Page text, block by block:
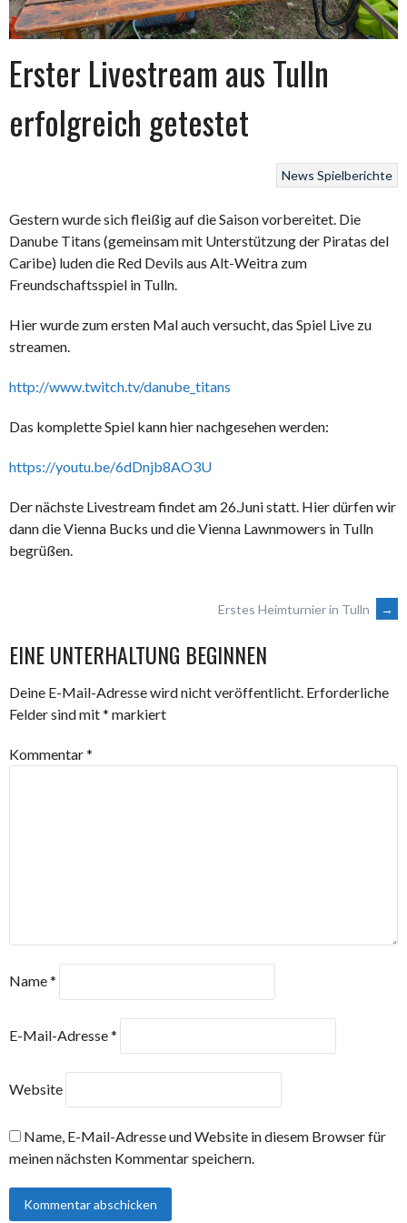
Erster Livestream aus Tulln
erfolgreich getestet
News Spielberichte
Gestern wurde sich fleißig auf die Saison vorbereitet. Die
Danube Titans (gemeinsam mit Unterstützung der Piratas del
Caribe) luden die Red Devils aus Alt-Weitra zum
Freundschaftsspiel in Tulln.
Hier wurde zum ersten Mal auch versucht, das Spiel Live zu
streamen.
http://www.twitch.tv/danube_titans
Das komplette Spiel kann hier nachgesehen werden:
https://youtu.be/6dDnjb8AO3U
Der nächste Livestream findet am 26.Juni statt. Hier dürfen wir
dann die Vienna Bucks und die Vienna Lawnmowers in Tulln
begrüßen.
NAVIGATION
Erstes Heimturnier in Tulln →
EINE UNTERHALTUNG BEGINNEN
Deine E-Mail-Adresse wird nicht veröffentlicht. Erforderliche
Felder sind mit* markiert
Kommentar*
Name*
E-Mail-Adresse*
Website
Name, E-Mail-Adresse und Website in diesem Browser für
meinen nächsten Kommentar speichern.